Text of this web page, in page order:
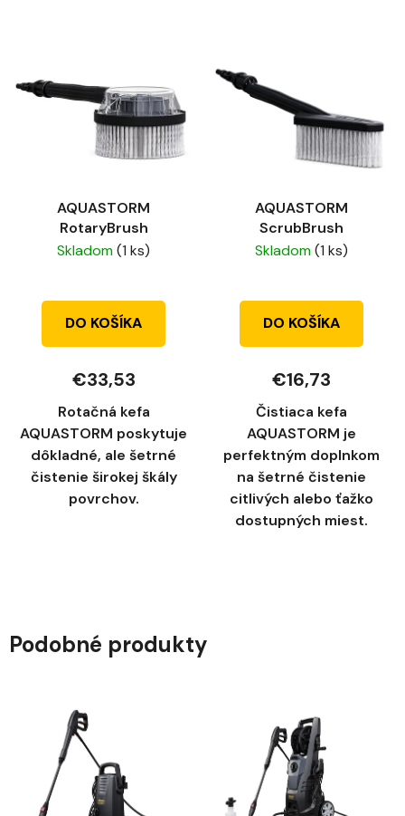
AQUASTORM
RotaryBrush
Skladom(1 ks)
DO KOŠÍKA
€33,53
Rotačná kefa
AQUASTORM poskytuje
dôkladné, ale šetrné
čistenie širokej škály
povrchov.
AQUASTORM
ScrubBrush
Skladom(1 ks)
DO KOŠÍKA
€16,73
Čistiaca kefa
AQUASTORM je
perfektným doplnkom
na šetrné čistenie
citlivých alebo ťažko
dostupných miest.
Podobné produkty